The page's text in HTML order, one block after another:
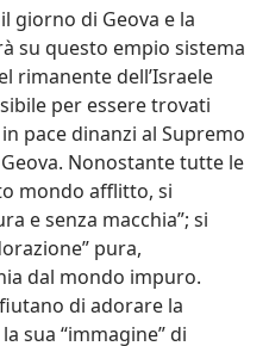
giorno di Geova e la
su questo empio sistema
rimanente dell’Israele
per essere trovati
pace dinanzi al Supremo
Nonostante tutte le
mondo afflitto, si
e senza macchia”; si
pura,
dal mondo impuro.
di adorare la
sua “immagine” di